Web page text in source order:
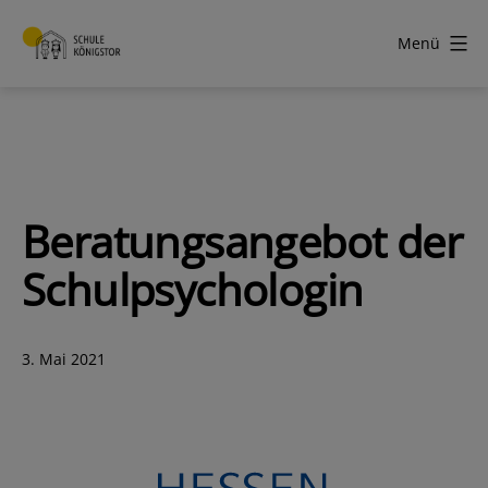
Inhalt
Menü
Beratungsangebot der
Schulpsychologin
Veröffentlicht
3. Mai 2021